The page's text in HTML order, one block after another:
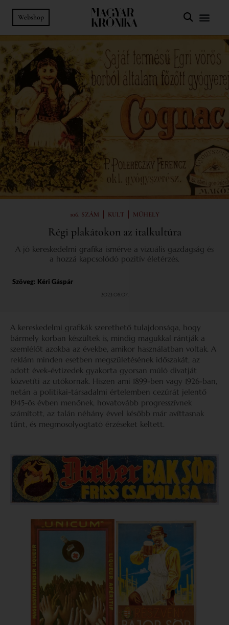
Webshop
106. SZÁM | KULT | MŰHELY
Régi plakátokon az italkultúra
A jó kereskedelmi grafika ismérve a vizuális gazdagság és
a hozzá kapcsolódó pozitív életérzés.
Szöveg: Kéri Gáspár
2023.08.07.
A kereskedelmi grafikák szerethető tulajdonsága, hogy
bármely korban készültek is, mindig magukkal rántják a
szemlélőt azokba az évekbe, amikor használatban voltak. A
reklám minden esetben megszületésének időszakát, az
adott évek-évtizedek gyakorta gyorsan múló divatját
közvetíti az utókornak. Hiszen ami 1899-ben vagy 1926-ban,
netán a politikai-társadalmi értelemben cezúrát jelentő
1945-ös évben menőnek, hovatovább progresszívnek
számított, az talán néhány évvel később már avíttasnak
tűnt, és megmosolyogtató érzéseket keltett.